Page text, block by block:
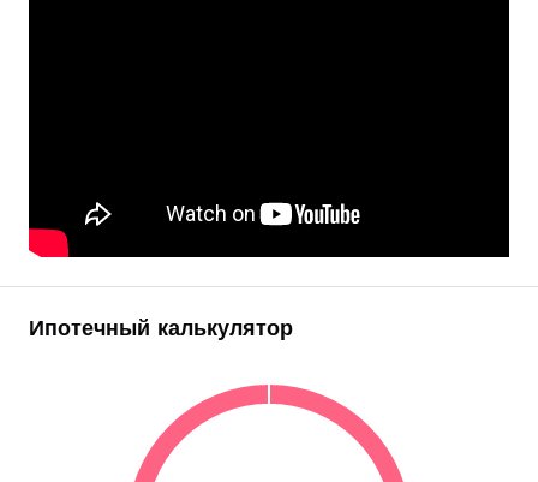
Ипотечный калькулятор